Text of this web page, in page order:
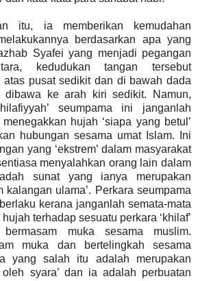
itu, ia memberikan kemudahan
berdasarkan apa yang
Syafei yang menjadi pegangan
kedudukan tangan tersebut
atas pusat sedikit dan di bawah dada
dibawa ke arah kiri sedikit. Namun,
seumpama ini janganlah
hujah ‘siapa yang betul’
hubungan sesama umat Islam. Ini
yang ‘ekstrem’ dalam masyarakat
menyalahkan orang lain dalam
sunat yang ianya merupakan
kalangan ulama’. Perkara seumpama
kerana janganlah semata-mata
terhadap sesuatu perkara ‘khilaf’
muka sesama muslim.
muka dan bertelingkah sesama
yang salah itu adalah merupakan
syara’ dan ia adalah perbuatan